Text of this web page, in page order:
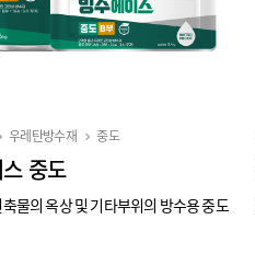
우레탄방수재 중도
중도
물의 옥상 및 기타부위의 방수용 중도